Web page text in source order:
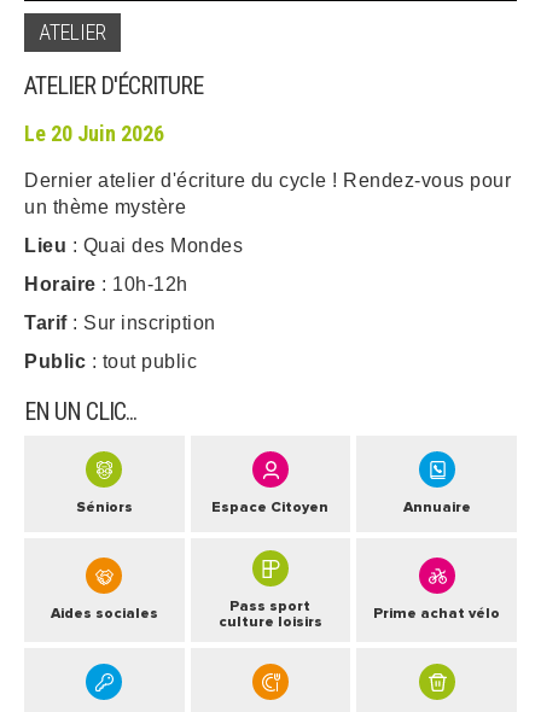
ATELIER
ATELIER D'ÉCRITURE
Le 20 Juin 2026
Dernier atelier d'écriture du cycle ! Rendez-vous pour
un thème mystère
Lieu : Quai des Mondes
Horaire : 10h-12h
Tarif: Sur inscription
Public : tout public
EN UN CLIC...
Séniors Espace Citoyen Annuaire
Aides sociales
Pass sport
culture loisirs
Prime achat vélo
ARRÊTÉS MUNICIPAUX